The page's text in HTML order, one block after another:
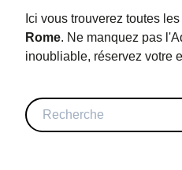
Ici vous trouverez toutes
Rome. Ne manquez pas
inoubliable, réservez votre